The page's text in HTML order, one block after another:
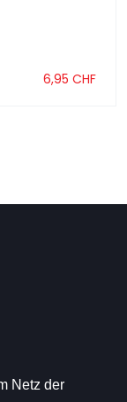
6,95 CHF
Netz der